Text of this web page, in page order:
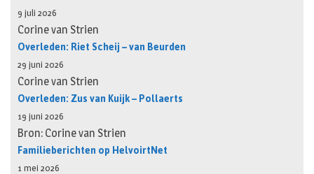
9 juli 2026
Corine van Strien
Overleden: Riet Scheij – van Beurden
29 juni 2026
Corine van Strien
Overleden: Zus van Kuijk – Pollaerts
19 juni 2026
Bron: Corine van Strien
Familieberichten op HelvoirtNet
1 mei 2026